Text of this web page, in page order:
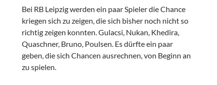
Bei RB Leipzig werden ein paar Spieler die Chance
kriegen sich zu zeigen, die sich bisher noch nicht so
richtig zeigen konnten. Gulacsi, Nukan, Khedira,
Quaschner, Bruno, Poulsen. Es dürfte ein paar
geben, die sich Chancen ausrechnen, von Beginn an
zu spielen.